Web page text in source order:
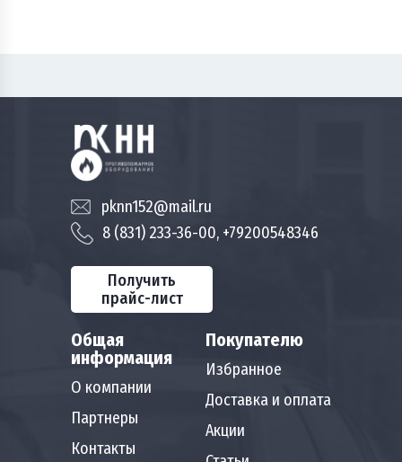
Общая
информация
О компании
Партнеры
Контакты
Покупателю
Избранное
Доставка и оплата
Акции
pknn152@mail.ru
8 (831) 233-36-00, +79200548346
Получить
прайс-лист